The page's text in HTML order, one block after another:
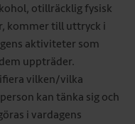
otillräcklig fysisk
kommer till uttryck i
aktiviteter som
uppträder.
vilken/vilka
kan tänka sig och
i vardagens